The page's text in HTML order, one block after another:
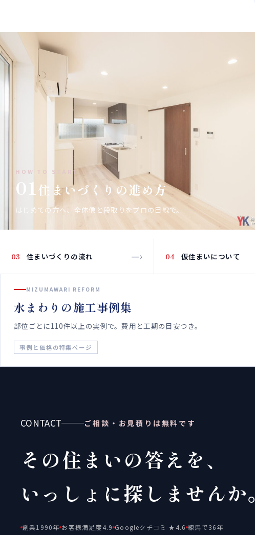
HOW TO START
01住まいづくりの進め方
はじめての方へ、全体像と段取りをプロの目線で。 —›
03 住まいづくりの流れ —› 04 仮住まいについて
MIZUMAWARI REFORM
水まわりの施工事例集
部位ごとに110件以上の実例で。費用と工期の目安つき。
事例と価格の特集ページ
CONTACT ご相談・お見積りは無料です
その住まいの答えを、
いっしょに探しませんか。
創業1990年 お客様満足度4.9 Googleクチコミ ★4.6 練馬で36年